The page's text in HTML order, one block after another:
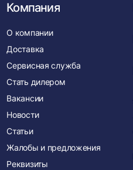
Компания
О компании
Доставка
Сервисная служба
Стать дилером
Вакансии
Новости
Статьи
Жалобы и предложения
Реквизиты